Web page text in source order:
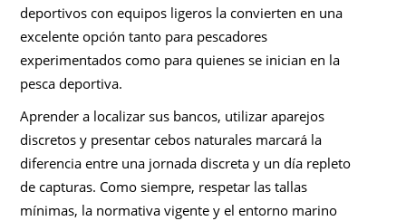
deportivos con equipos ligeros la convierten en una
excelente opción tanto para pescadores
experimentados como para quienes se inician en la
pesca deportiva.
Aprender a localizar sus bancos, utilizar aparejos
discretos y presentar cebos naturales marcará la
diferencia entre una jornada discreta y un día repleto
de capturas. Como siempre, respetar las tallas
mínimas, la normativa vigente y el entorno marino